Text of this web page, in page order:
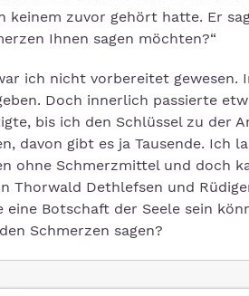
keinem zuvor gehört hatte. Er
Ihnen sagen möchten?“
ich nicht vorbereitet
Doch innerlich passierte
bis ich den Schlüssel zu der
davon gibt es ja Tausende. Ich
ohne Schmerzmittel und doch
Thorwald Dethlefsen und
eine Botschaft der Seele sein
Schmerzen sagen?